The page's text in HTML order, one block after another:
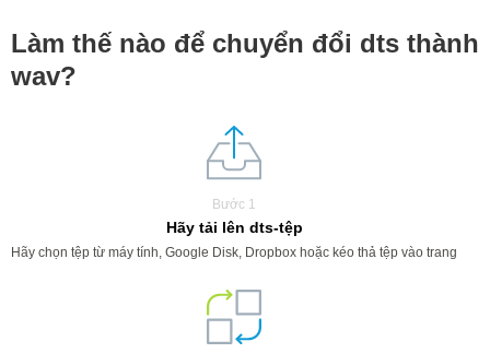
Làm thế nào để chuyển đổi dts thành
wav?
Bước 1
Hãy tải lên dts-tệp
Hãy chọn tệp từ máy tính, Google Disk, Dropbox hoặc kéo thả tệp vào trang